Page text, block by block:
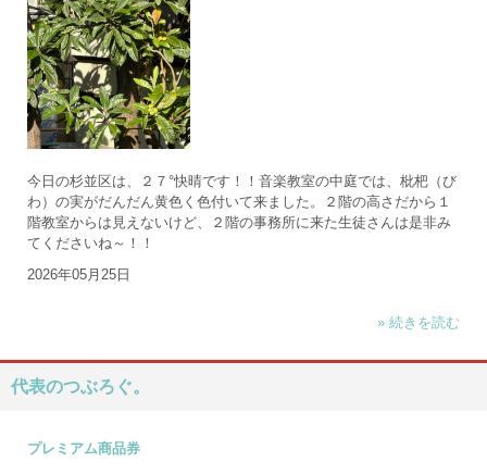
今日の杉並区は、２７°快晴です！！音楽教室の中庭では、枇杷（び
わ）の実がだんだん黄色く色付いて来ました。２階の高さだから１
階教室からは見えないけど、２階の事務所に来た生徒さんは是非み
てくださいね～！！
2026年05月25日
» 続きを読む
代表のつぶろぐ。
プレミアム商品券